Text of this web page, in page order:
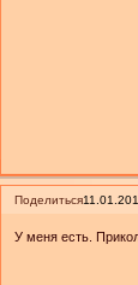
Поделиться
У меня есть.